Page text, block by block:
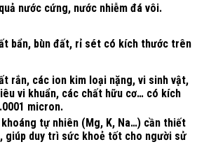
nước cứng, nước nhiễm đá vôi.
bẩn, bùn đất, rỉ sét có kích thước trên
rắn, các ion kim loại nặng, vi sinh vật,
vi khuẩn, các chất hữu cơ… có kích
micron.
khoáng tự nhiên (Mg, K, Na…) cần thiết
giúp duy trì sức khoẻ tốt cho người sử